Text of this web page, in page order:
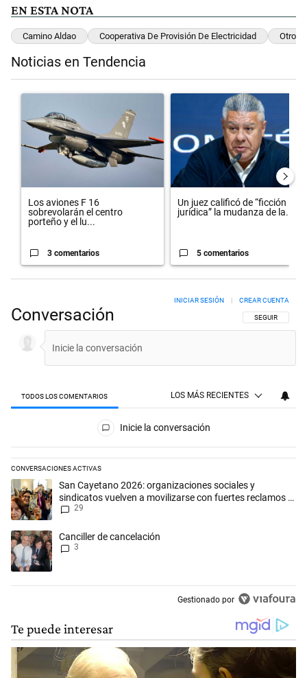
EN ESTA NOTA
Camino Aldao Cooperativa De Provisión De Electricidad Otros
Noticias en Tendencia
Un artículo de tendencia con el título "Los aviones F 16
Los aviones F 16
sobrevolarán el centro
porteño y el lu...
3 comentarios
Un artículo de tendencia con el
Un juez calificó de “ficción
jurídica” la mudanza de la...
5 comentarios
Conversación SIGA ESTA
SEGUIR
INICIAR SESIÓN CREAR CUENTA
TODOS LOS COMENTARIOS LOS MÁS RECIENTES
Todos los comentarios
Inicie la conversación
CONVERSACIONES ACTIVAS
Este listado muestra los artículos con más comentarios en los
Un artículo de tendencia con el título "San Cayetano 2026:
San Cayetano 2026: organizaciones sociales y
sindicatos vuelven a movilizarse con fuertes reclamos al
Gobierno
29
Un artículo de tendencia con el título "Canciller de cancelación" con 3
Canciller de cancelación
3
Gestionado por